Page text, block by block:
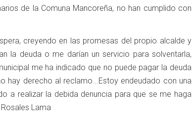
de la Comuna Mancoreña, no han cumplido con
creyendo en las promesas del propio alcalde y
la deuda o me darían un servicio para solventarla,
me ha indicado que no puede pagar la deuda
hay derecho al reclamo...Estoy endeudado con una
a realizar la debida denuncia para que se me haga
Lama